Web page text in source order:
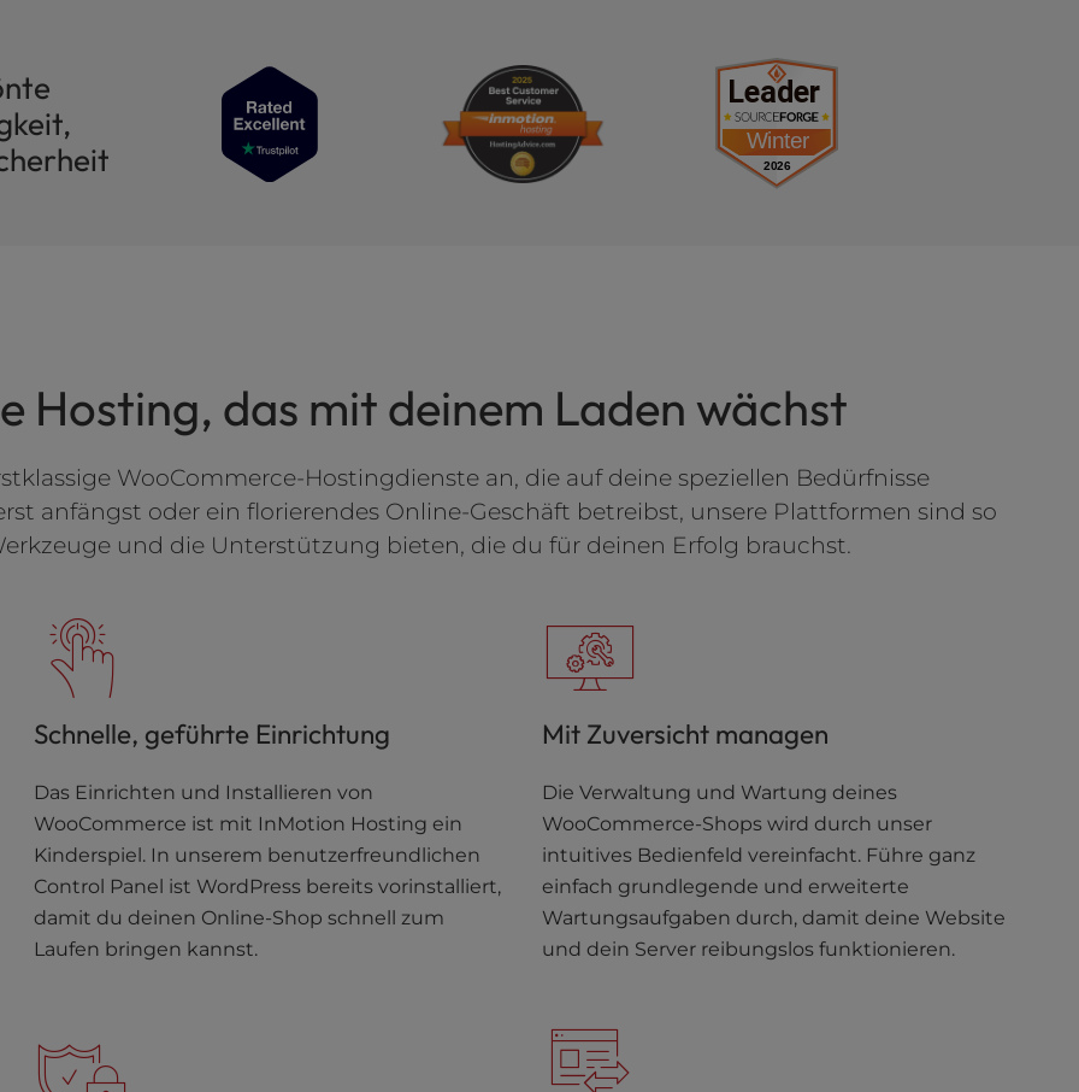
Hosting, das mit deinem Laden wächst
WooCommerce-Hostingdienste an, die auf deine speziellen Bedürfnisse
anfängst oder ein florierendes Online-Geschäft betreibst, unsere Plattformen sind so
und die Unterstützung bieten, die du für deinen Erfolg brauchst.
Schnelle, geführte Einrichtung
Das Einrichten und Installieren von
WooCommerce ist mit InMotion Hosting ein
Kinderspiel. In unserem benutzerfreundlichen
Control Panel ist WordPress bereits vorinstalliert,
damit du deinen Online-Shop schnell zum
Laufen bringen kannst.
Mit Zuversicht managen
Die Verwaltung und Wartung deines
WooCommerce-Shops wird durch unser
intuitives Bedienfeld vereinfacht. Führe ganz
einfach grundlegende und erweiterte
Wartungsaufgaben durch, damit deine Website
und dein Server reibungslos funktionieren.